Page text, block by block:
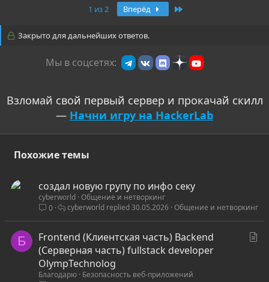
1 из 2 Вперёд
Закрыто для дальнейших ответов.
Мы в соцсетях:
Взломай свой первый сервер и прокачай скилл
— Начни игру на HackerLab
Похожие темы
создал новую групу по инфо секу
cyberworld Общение и нетворкинг
0
Общение и нетворкинг
30.05.2026
cyberworld
Б
Frontend (Клиентская часть) Backend
(Серверная часть) fullstack developer
OlympTechnolog
Благодарю Безопасность веб-приложений